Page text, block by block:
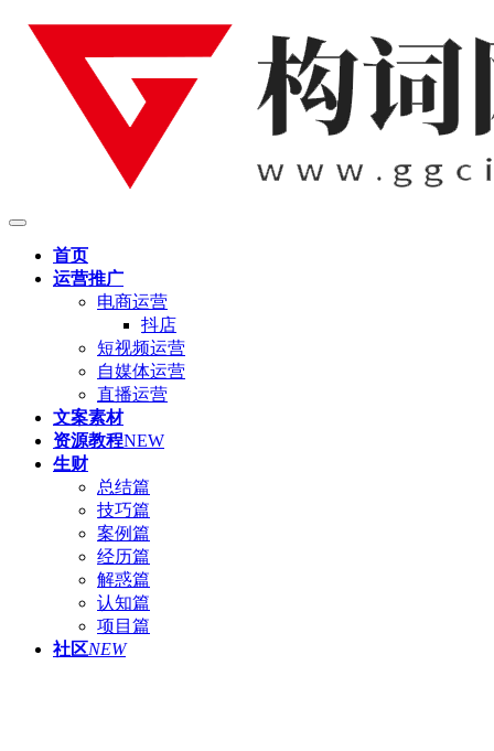
首页
运营推广
电商运营
抖店
短视频运营
自媒体运营
直播运营
文案素材
资源教程NEW
生财
总结篇
技巧篇
案例篇
经历篇
解惑篇
认知篇
项目篇
社区NEW